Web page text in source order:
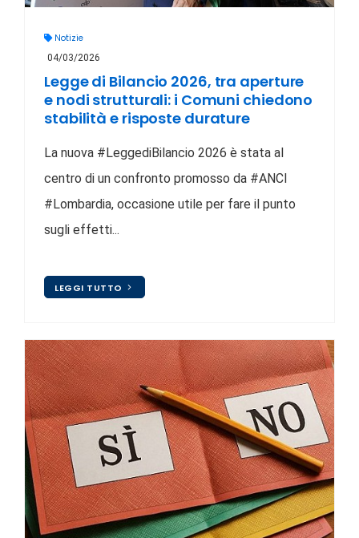
Notizie
04/03/2026
Legge di Bilancio 2026, tra aperture
e nodi strutturali: i Comuni chiedono
stabilità e risposte durature
La nuova #LeggediBilancio 2026 è stata al
centro di un confronto promosso da #ANCI
#Lombardia, occasione utile per fare il punto
sugli effetti...
LEGGI TUTTO